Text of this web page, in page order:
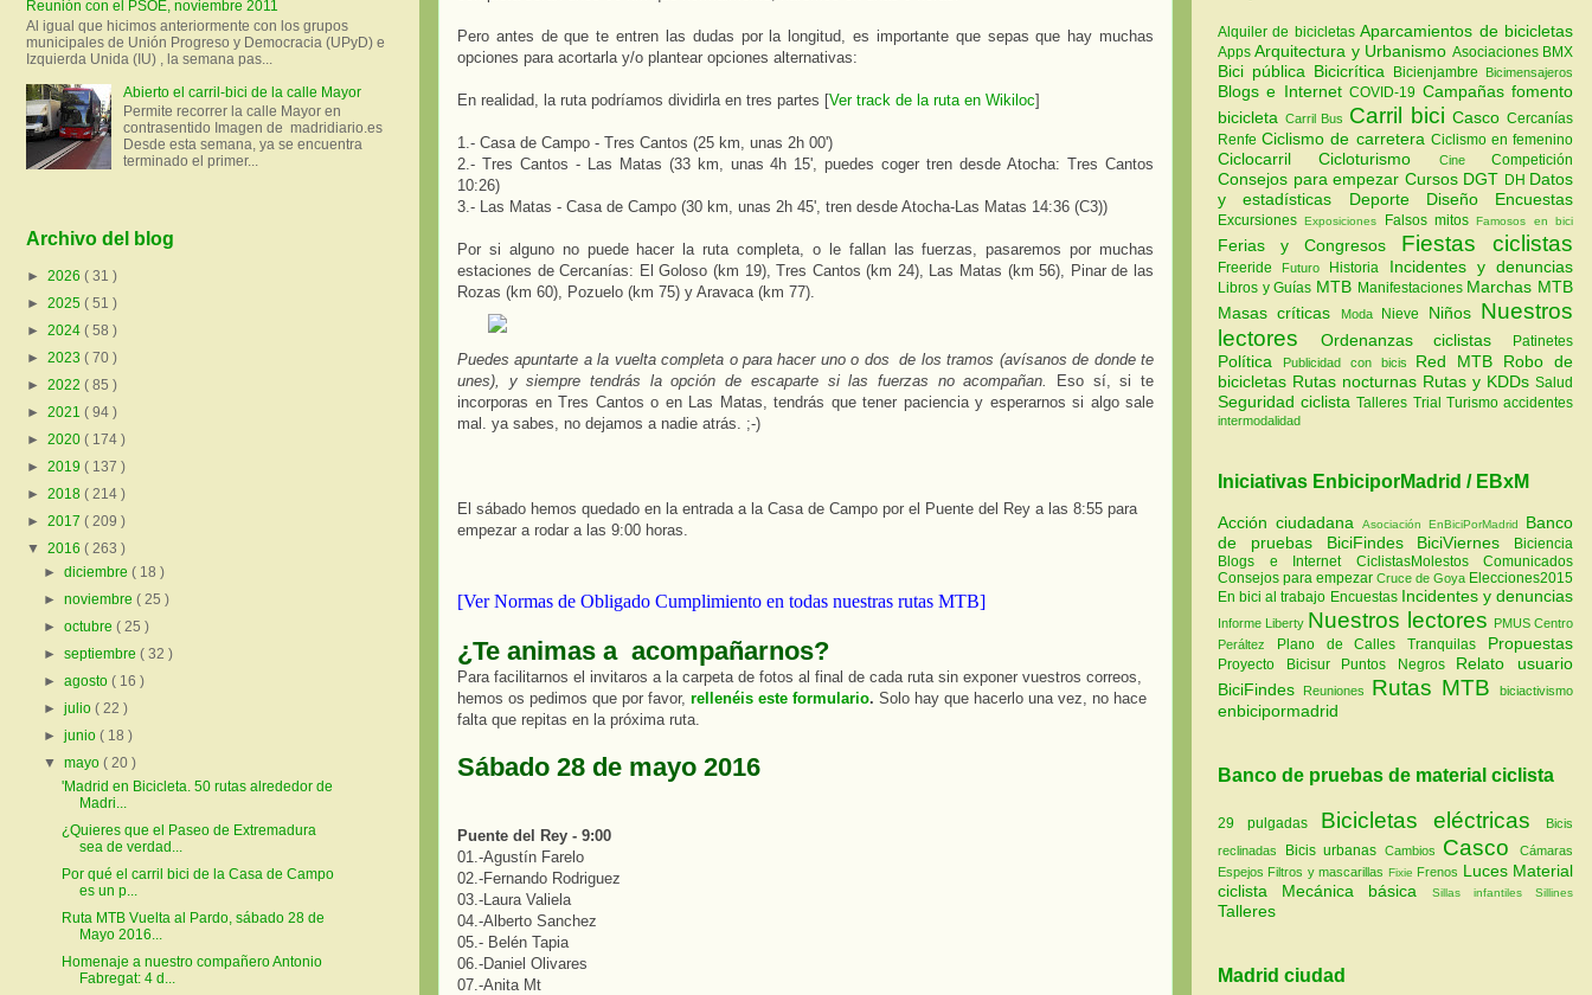
Pero antes de que te entren las dudas por la longitud, es importante que sepas que hay muchas
opciones para acortarla y/o plantear opciones alternativas:
En realidad, la ruta podríamos dividirla en tres partes [Ver track de la ruta en Wikiloc]
1.- Casa de Campo - Tres Cantos (25 km, unas 2h 00')
2.- Tres Cantos - Las Matas (33 km, unas 4h 15', puedes coger tren desde Atocha: Tres Cantos
10:26)
3.- Las Matas - Casa de Campo (30 km, unas 2h 45', tren desde Atocha-Las Matas 14:36 (C3))
Por si alguno no puede hacer la ruta completa, o le fallan las fuerzas, pasaremos por muchas
estaciones de Cercanías: El Goloso (km 19), Tres Cantos (km 24), Las Matas (km 56), Pinar de las
Rozas (km 60), Pozuelo (km 75) y Aravaca (km 77).
Puedes apuntarte a la vuelta completa o para hacer uno o dos
de los tramos (avísanos de donde te
unes), y siempre tendrás la opción de escaparte si las fuerzas no acompañan. Eso sí, si te
incorporas en Tres Cantos o en Las Matas, tendrás que tener paciencia y esperarnos si algo sale
mal. ya sabes, no dejamos a nadie atrás. ;-)
El sábado hemos quedado en la entrada a la Casa de Campo por el Puente del Rey a las 8:55 para
empezar a rodar a las 9:00 horas.
[Ver Normas de Obligado Cumplimiento en todas nuestras rutas MTB]
¿Te animas a acompañarnos?
Para facilitarnos el invitaros a la carpeta de fotos al final de cada ruta sin exponer vuestros correos,
hemos os pedimos que por favor, rellenéis este formulario. Solo hay que hacerlo una vez, no hace
falta que repitas en la próxima ruta.
Sábado 28 de mayo 2016
Puente del Rey - 9:00
01.-Agustín Farelo
02.-Fernando Rodriguez
03.-Laura Valiela
04.-Alberto Sanchez
05.- Belén Tapia
06.-Daniel Olivares
07.-Anita Mt
Reunión con el PSOE, noviembre 2011
Al igual que hicimos anteriormente con los grupos
municipales de Unión Progreso y Democracia (UPyD) e
Izquierda Unida (IU) , la semana pas...
Abierto el carril-bici de la calle Mayor
Permite recorrer la calle Mayor en
contrasentido Imagen de madridiario.es
Desde esta semana, ya se encuentra
terminado el primer...
Archivo del blog
► 2026 ( 31 )
► 2025 ( 51 )
► 2024 ( 58 )
► 2023 ( 70 )
► 2022 ( 85 )
► 2021 ( 94 )
► 2020 ( 174 )
► 2019 ( 137 )
► 2018 ( 214 )
► 2017 ( 209 )
▼ 2016 ( 263 )
►diciembre( 18 )
►noviembre( 25 )
►octubre( 25 )
►septiembre( 32 )
►agosto( 16 )
►julio( 22 )
►junio( 18 )
▼mayo( 20 )
'Madrid en Bicicleta. 50 rutas alrededor de
Madri...
¿Quieres que el Paseo de Extremadura
sea de verdad...
Por qué el carril bici de la Casa de Campo
es un p...
Ruta MTB Vuelta al Pardo, sábado 28 de
Mayo 2016...
Homenaje a nuestro compañero Antonio
Fabregat: 4 d...
Alquiler de bicicletasAparcamientos de bicicletas
AppsArquitectura y Urbanismo Asociaciones BMX
Bici pública Bicicrítica Bicienjambre Bicimensajeros
Blogs e InternetCOVID-19 Campañas fomento
bicicleta Carril Bus Carril biciCascoCercanías
RenfeCiclismo de carretera Ciclismo en femenino
CiclocarrilCicloturismo CineCompetición
Consejos para empezar Cursos DGT DH Datos
y estadísticas Deporte Diseño Encuestas
ExcursionesExposiciones Falsos mitosFamosos en bici
Ferias y Congresos Fiestas ciclistas
Freeride Futuro Historia Incidentes y denuncias
Libros y Guías MTB Manifestaciones Marchas MTB
Masas críticas
Moda Nieve Niños Nuestros
lectores
Ordenanzas ciclistas Patinetes
Política Publicidad con bicis Red MTB Robo de
bicicletas Rutas nocturnas Rutas y KDDs Salud
Seguridad ciclistaTalleres Trial Turismoaccidentes
intermodalidad
Iniciativas EnbiciporMadrid / EBxM
Acción ciudadana Asociación EnBiciPorMadrid
Banco
de pruebas
BiciFindes BiciViernes
Biciencia
Blogs e Internet
CiclistasMolestos
Comunicados
Consejos para empezar Cruce de Goya Elecciones2015
En bici al trabajo Encuestas Incidentes y denuncias
Informe Liberty Nuestros lectores
PMUS Centro
Peráltez
Plano de Calles Tranquilas Propuestas
Proyecto Bicisur Puntos Negros
Relato usuario
BiciFindes
Reuniones Rutas MTB biciactivismo
enbicipormadrid
Banco de pruebas de material ciclista
29 pulgadas Bicicletas eléctricas
Bicis
reclinadas
Bicis urbanas Cambios Casco
Cámaras
Espejos Filtros y mascarillas Fixie Frenos Luces Material
ciclista
Mecánica básica Sillas infantiles Sillines
Talleres
Madrid ciudad